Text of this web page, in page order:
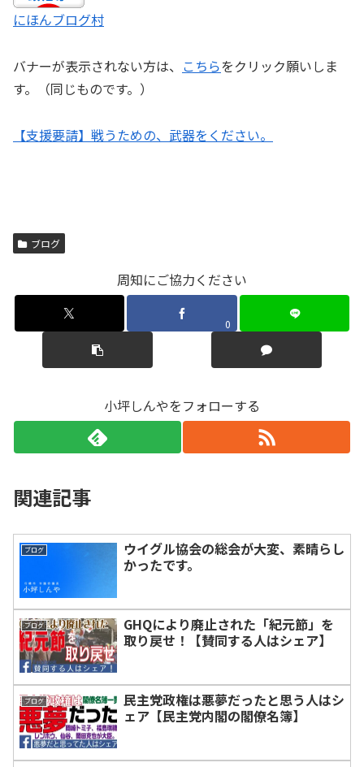
にほんブログ村
バナーが表示されない方は、 こちらをクリック願いしま
す。（同じものです。）
【支援要請】戦うための、武器をください。
ブログ
周知にご協力ください
0
小坪しんやをフォローする
関連記事
ブログ
ウイグル協会の総会が大変、素晴らし
かったです。
ブログ
GHQにより廃止された「紀元節」を
取り戻せ！【賛同する人はシェア】
ブログ
民主党政権は悪夢だったと思う人はシ
ェア【民主党内閣の閣僚名簿】